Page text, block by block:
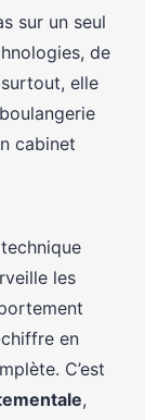
sur un seul
de
elle
cabinet
les
en
C’est
,